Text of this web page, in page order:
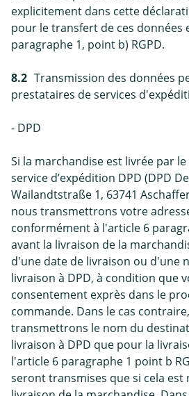
explicitement dans cette
pour le transfert de ces données
paragraphe 1, point b) RGPD.
8.2 Transmission des données
prestataires de services
- DPD
Si la marchandise est livrée par
service d’expédition DPD (DPD
Wailandtstraße 1, 63741
nous transmettrons votre
conformément à l'article 6
avant la livraison de la
d'une date de livraison ou d'une
livraison à DPD, à condition que
consentement exprès dans le
commande. Dans le cas
transmettrons le nom du
livraison à DPD que pour la
l'article 6 paragraphe 1 point b
seront transmises que si cela est